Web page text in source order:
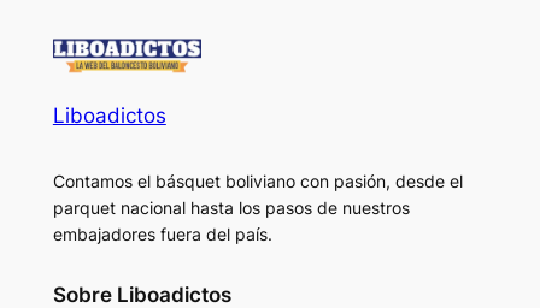
Liboadictos
Contamos el básquet boliviano con pasión, desde el
parquet nacional hasta los pasos de nuestros
embajadores fuera del país.
Sobre Liboadictos